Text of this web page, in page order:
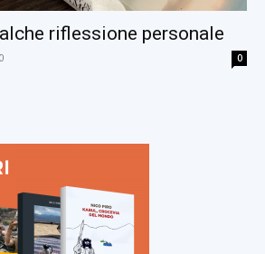
riflessione personale
0